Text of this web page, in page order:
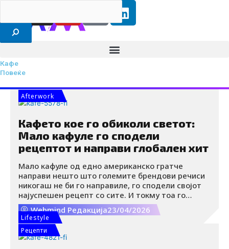
content
c
e
o
k
s
a
m
u
i
k
t
k
-
i
c
L
i
Кафе
Повеќе
Afterwork
Кафето кое го обиколи светот:
Мало кафуле го сподели
рецептот и направи глобален хит
Мало кафуле од едно американско гратче
направи нешто што големите брендови речиси
никогаш не би го направиле, го сподели својот
најуспешен рецепт со сите. И токму тоа го
претвори во глобален хит. Кога Little Joy Coffee
објави дека секој може слободно да го „украде“
нивното raspberry Danish latte, никој не
очекуваше дека приказната ќе експлодира
буквално насекаде.
Webmind Редакција23/04/2026
Lifestyle
Рецепти